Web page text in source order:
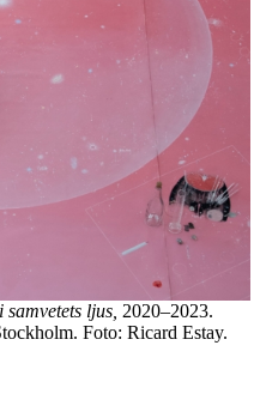
ljus, 2020–2023.
Foto: Ricard Estay.